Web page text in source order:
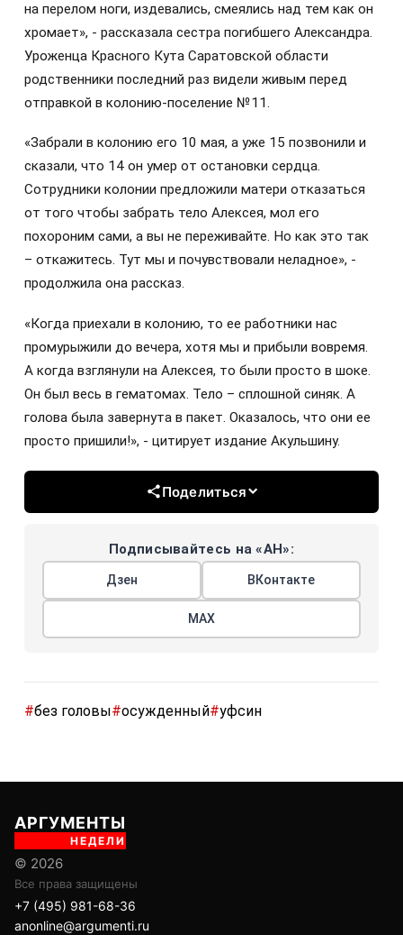
на перелом ноги, издевались, смеялись над тем как он
хромает», - рассказала сестра погибшего Александра.
Уроженца Красного Кута Саратовской области
родственники последний раз видели живым перед
отправкой в колонию-поселение №11.
«Забрали в колонию его 10 мая, а уже 15 позвонили и
сказали, что 14 он умер от остановки сердца.
Сотрудники колонии предложили матери отказаться
от того чтобы забрать тело Алексея, мол его
похороним сами, а вы не переживайте. Но как это так
– откажитесь. Тут мы и почувствовали неладное», -
продолжила она рассказ.
«Когда приехали в колонию, то ее работники нас
промурыжили до вечера, хотя мы и прибыли вовремя.
А когда взглянули на Алексея, то были просто в шоке.
Он был весь в гематомах. Тело – сплошной синяк. А
голова была завернута в пакет. Оказалось, что они ее
просто пришили!», - цитирует издание Акульшину.
Поделиться
Подписывайтесь на «АН»:
Дзен ВКонтакте
МАХ
#без головы#осужденный#уфсин
АРГУМЕНТЫ
НЕДЕЛИ
© 2026
Все права защищены
+7 (495) 981-68-36
anonline@argumenti.ru